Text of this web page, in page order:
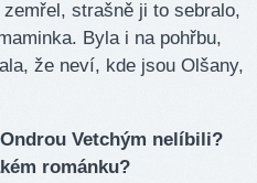
strašně ji to sebralo,
Byla i na pohřbu,
že neví, kde jsou Olšany,
Vetchým nelíbili?
románku?